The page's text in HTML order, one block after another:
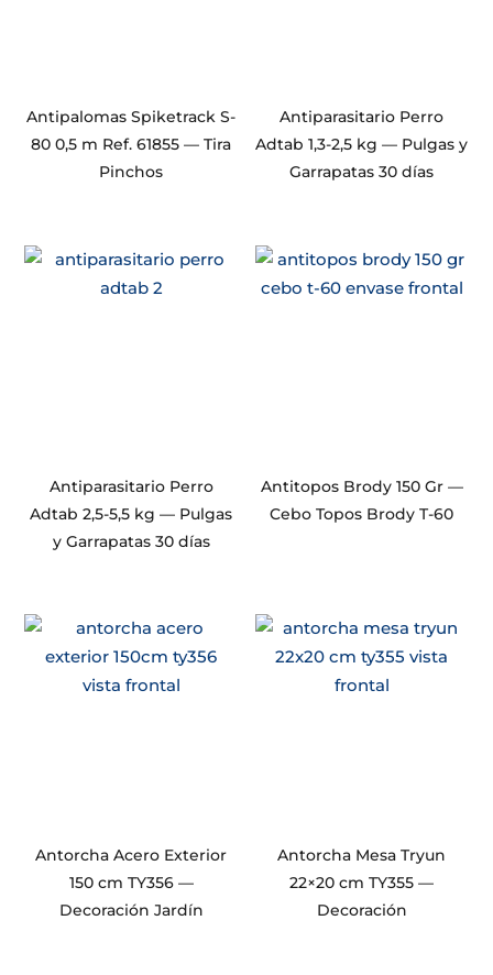
Antipalomas Spiketrack S-
80 0,5 m Ref. 61855 — Tira
Pinchos
Antiparasitario Perro
Adtab 1,3-2,5 kg — Pulgas y
Garrapatas 30 días
Antiparasitario Perro
Adtab 2,5-5,5 kg — Pulgas
y Garrapatas 30 días
Antitopos Brody 150 Gr —
Cebo Topos Brody T-60
Antorcha Acero Exterior
150 cm TY356 —
Decoración Jardín
Antorcha Mesa Tryun
22×20 cm TY355 —
Decoración